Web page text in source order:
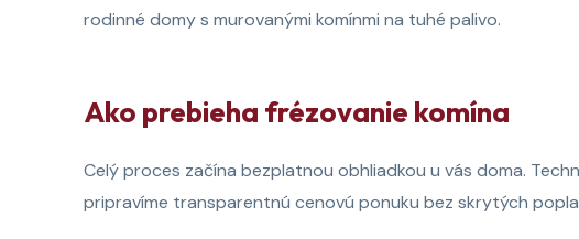
rodinné domy s murovanými komínmi na tuhé palivo.
Ako prebieha frézovanie komína
Celý proces začína bezplatnou obhliadkou u vás doma.
pripravíme transparentnú cenovú ponuku bez skrytých